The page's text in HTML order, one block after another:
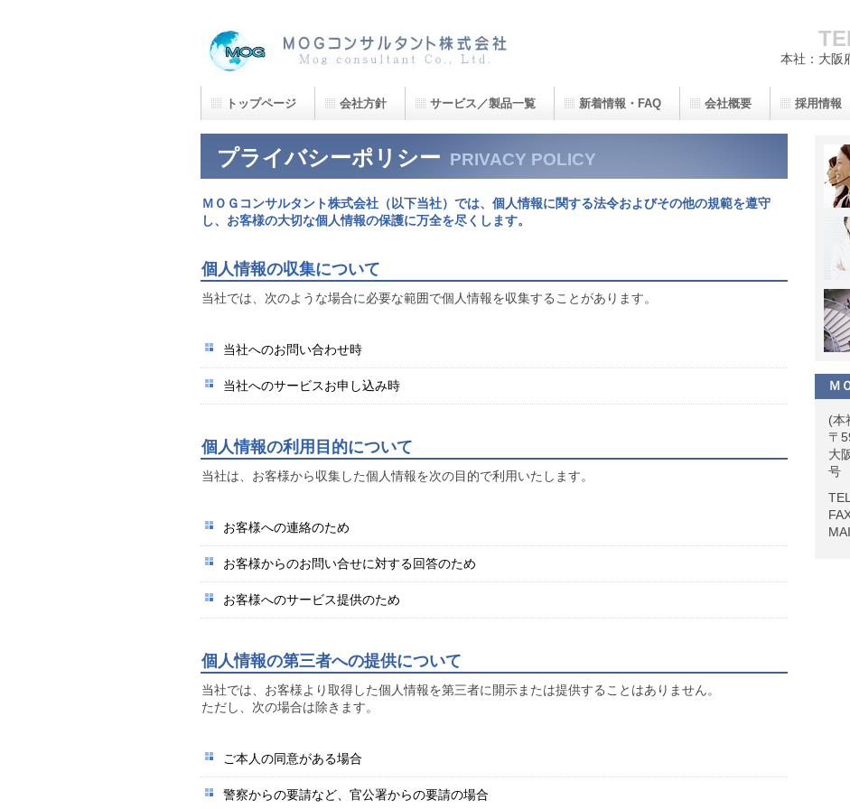
本社：大阪
プライバシーポリシー PRIVACY POLICY
ＭＯＧコンサルタント株式会社（以下当社）では、個人情報に関する法令およびその他の規範を遵守
し、お客様の大切な個人情報の保護に万全を尽くします。
個人情報の収集について
当社では、次のような場合に必要な範囲で個人情報を収集することがあります。
当社へのお問い合わせ時
当社へのサービスお申し込み時
個人情報の利用目的について
当社は、お客様から収集した個人情報を次の目的で利用いたします。
お客様への連絡のため
お客様からのお問い合せに対する回答のため
お客様へのサービス提供のため
個人情報の第三者への提供について
当社では、お客様より取得した個人情報を第三者に開示または提供することはありません。
ただし、次の場合は除きます。
ご本人の同意がある場合
警察からの要請など、官公署からの要請の場合
トップページ 会社方針 サービス／製品一覧 新着情報・FAQ 会社概要 採用情報
Ｍ
(本
〒
大
号